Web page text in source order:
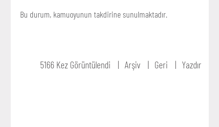
Bu durum, kamuoyunun takdirine sunulmaktadır.
5166 Kez Görüntülendi Arşiv Geri Yazdır